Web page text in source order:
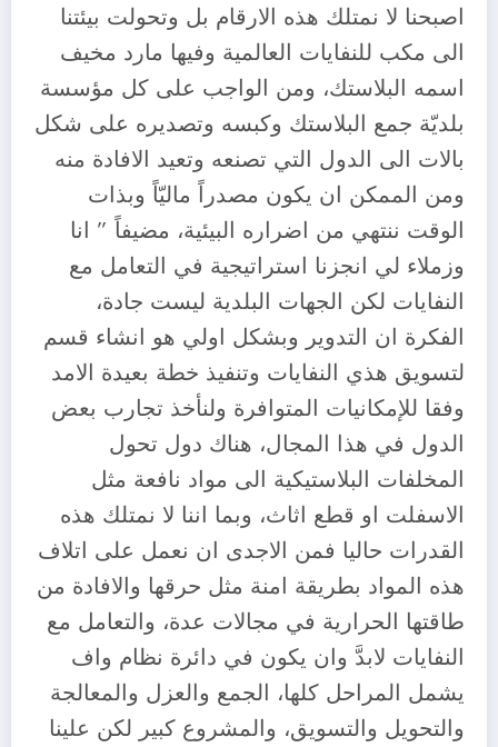
اصبحنا لا نمتلك هذه الارقام بل وتحولت بيئتنا
الى مكب للنفايات العالمية وفيها مارد مخيف
اسمه البلاستك، ومن الواجب على كل مؤسسة
بلديّة جمع البلاستك وكبسه وتصديره على شكل
بالات الى الدول التي تصنعه وتعيد الافادة منه
ومن الممكن ان يكون مصدراً ماليّاً وبذات
الوقت ننتهي من اضراره البيئية، مضيفاً ” انا
وزملاء لي انجزنا استراتيجية في التعامل مع
النفايات لكن الجهات البلدية ليست جادة،
الفكرة ان التدوير وبشكل اولي هو انشاء قسم
لتسويق هذي النفايات وتنفيذ خطة بعيدة الامد
وفقا للإمكانيات المتوافرة ولنأخذ تجارب بعض
الدول في هذا المجال، هناك دول تحول
المخلفات البلاستيكية الى مواد نافعة مثل
الاسفلت او قطع اثاث، وبما اننا لا نمتلك هذه
القدرات حاليا فمن الاجدى ان نعمل على اتلاف
هذه المواد بطريقة امنة مثل حرقها والافادة من
طاقتها الحرارية في مجالات عدة، والتعامل مع
النفايات لابدَّ وان يكون في دائرة نظام واف
يشمل المراحل كلها، الجمع والعزل والمعالجة
والتحويل والتسويق، والمشروع كبير لكن علينا